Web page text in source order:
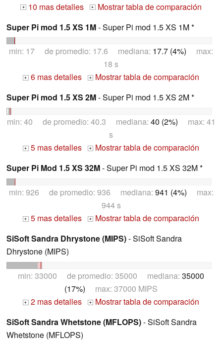
+ 10 mas detalles + Mostrar tabla de comparación
Super Pi mod 1.5 XS 1M- Super Pi mod 1.5 XS 1M *
min: 17 de promedio: 17.6 mediana: 17.7 (4%) max:
18 s
+ 6 mas detalles +
Mostrar tabla de comparación
Super Pi mod 1.5 XS 2M- Super Pi mod 1.5 XS 2M *
min: 40 de promedio: 40.3 mediana: 40 (2%) max: 41
s
+ 5 mas detalles +
Mostrar tabla de comparación
Super Pi Mod 1.5 XS 32M- Super Pi mod 1.5 XS 32M *
min: 926 de promedio: 936 mediana: 941 (4%) max:
944 s
+ 5 mas detalles +
Mostrar tabla de comparación
SiSoft Sandra Dhrystone (MIPS)- SiSoft Sandra
Dhrystone (MIPS)
min: 33000 de promedio: 35000 mediana: 35000
(17%) max: 37000 MIPS
+ 2 mas detalles +
Mostrar tabla de comparación
SiSoft Sandra Whetstone (MFLOPS)- SiSoft Sandra
Whetstone (MFLOPS)